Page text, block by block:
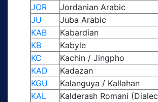
JOR
Jordanian Arabic
JU
Juba Arabic
KAB
Kabardian
KB
Kabyle
KC
Kachin / Jingpho
KAD
Kadazan
KGU
Kalanguya / Kallahan
KAL
Kalderash Romani